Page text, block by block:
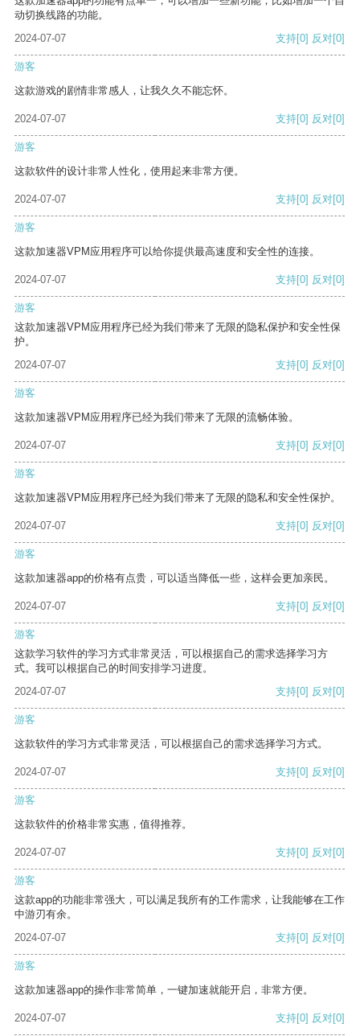
动切换线路的功能。
2024-07-07
支持[0] 反对[0]
游客
这款游戏的剧情非常感人，让我久久不能忘怀。
2024-07-07 支持[0] 反对[0]
游客
这款软件的设计非常人性化，使用起来非常方便。
2024-07-07 支持[0] 反对[0]
游客
这款加速器VPM应用程序可以给你提供最高速度和安全性的连接。
2024-07-07 支持[0] 反对[0]
游客
这款加速器VPM应用程序已经为我们带来了无限的隐私保护和安全性保
护。
2024-07-07
支持[0] 反对[0]
游客
这款加速器VPM应用程序已经为我们带来了无限的流畅体验。
2024-07-07 支持[0] 反对[0]
游客
这款加速器VPM应用程序已经为我们带来了无限的隐私和安全性保护。
2024-07-07 支持[0] 反对[0]
游客
这款加速器app的价格有点贵，可以适当降低一些，这样会更加亲民。
2024-07-07 支持[0] 反对[0]
游客
这款学习软件的学习方式非常灵活，可以根据自己的需求选择学习方
式。我可以根据自己的时间安排学习进度。
2024-07-07
支持[0] 反对[0]
游客
这款软件的学习方式非常灵活，可以根据自己的需求选择学习方式。
2024-07-07 支持[0] 反对[0]
游客
这款软件的价格非常实惠，值得推荐。
2024-07-07 支持[0] 反对[0]
游客
这款app的功能非常强大，可以满足我所有的工作需求，让我能够在工作
中游刃有余。
2024-07-07
支持[0] 反对[0]
游客
这款加速器app的操作非常简单，一键加速就能开启，非常方便。
2024-07-07 支持[0] 反对[0]